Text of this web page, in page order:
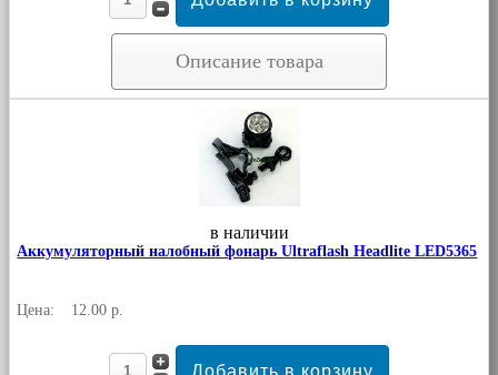
Описание товара
в наличии
Аккумуляторный налобный фонарь Ultraflash Headlite LED5365
Цена: 12.00 р.